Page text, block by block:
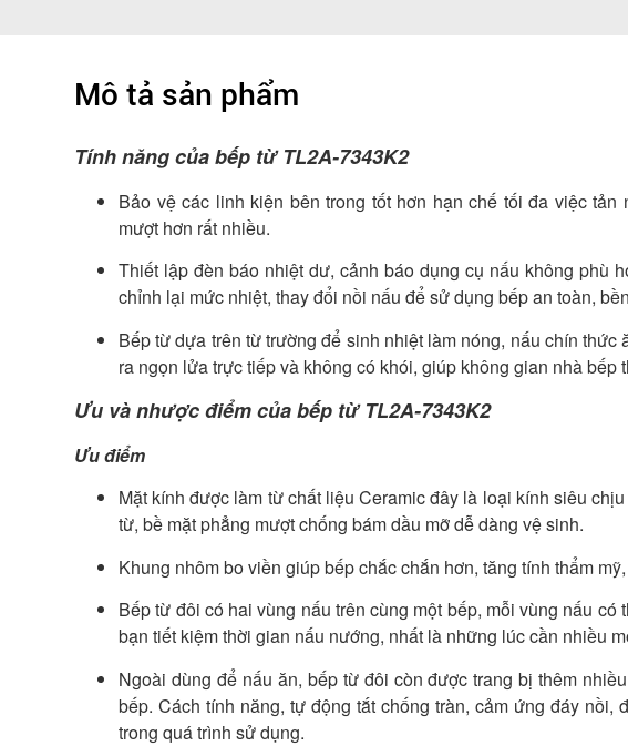
Mô tả sản phẩm
Tính năng của bếp từ TL2A-7343K2
Bảo vệ các linh kiện bên trong tốt hơn hạn chế tối đa việc
mượt hơn rất nhiều.
Thiết lập đèn báo nhiệt dư, cảnh báo dụng cụ nấu không phù
chỉnh lại mức nhiệt, thay đổi nồi nấu để sử dụng bếp an toàn,
Bếp từ dựa trên từ trường để sinh nhiệt làm nóng, nấu chín
ra ngọn lửa trực tiếp và không có khói, giúp không gian nhà bếp
Ưu và nhược điểm của bếp từ TL2A-7343K2
Ưu điểm
Mặt kính được làm từ chất liệu Ceramic đây là loại kính siêu
từ, bề mặt phẳng mượt chống bám dầu mỡ dễ dàng vệ sinh.
Khung nhôm bo viền giúp bếp chắc chắn hơn, tăng tính thẩm
Bếp từ đôi có hai vùng nấu trên cùng một bếp, mỗi vùng nấu
bạn tiết kiệm thời gian nấu nướng, nhất là những lúc cần nhiều
Ngoài dùng để nấu ăn, bếp từ đôi còn được trang bị thêm
bếp. Cách tính năng, tự động tắt chống tràn, cảm ứng đáy
trong quá trình sử dụng.